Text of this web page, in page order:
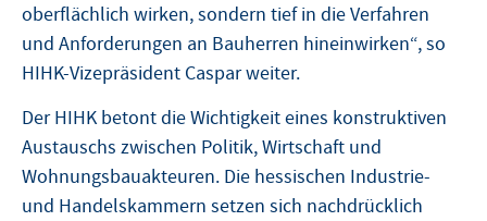
oberflächlich wirken, sondern tief in die Verfahren
und Anforderungen an Bauherren hineinwirken“, so
HIHK-Vizepräsident Caspar weiter.
Der HIHK betont die Wichtigkeit eines konstruktiven
Austauschs zwischen Politik, Wirtschaft und
Wohnungsbauakteuren. Die hessischen Industrie-
und Handelskammern setzen sich nachdrücklich